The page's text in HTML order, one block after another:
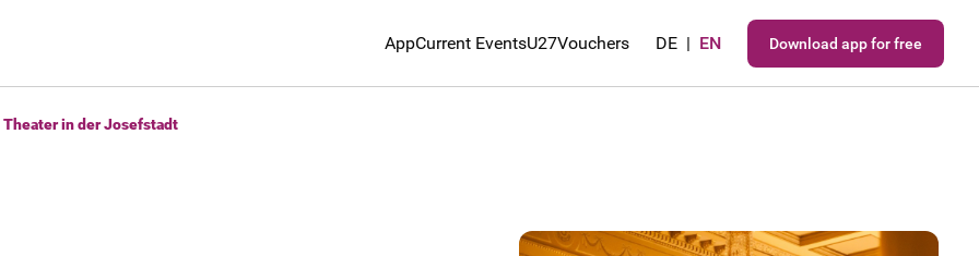
AppCurrent EventsU27Vouchers DE | EN Download app for free
in der Josefstadt